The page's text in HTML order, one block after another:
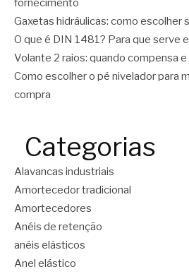
fornecimento
Gaxetas hidráulicas: como escolher
O que é DIN 1481? Para que serve
Volante 2 raios: quando compensa
Como escolher o pé nivelador para
compra
Categorias
Alavancas industriais
Amortecedor tradicional
Amortecedores
Anéis de retenção
anéis elásticos
Anel elástico